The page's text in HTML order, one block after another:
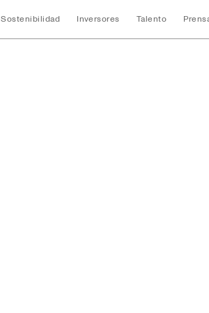
Sostenibilidad Inversores Talento